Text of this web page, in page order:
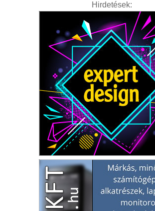
Hirdetések: